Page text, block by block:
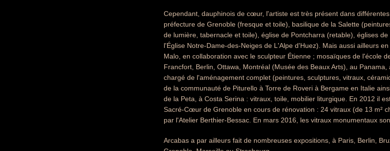
Cependant, dauphinois de cœur, l'artiste est très présent dans
préfecture de Grenoble (fresque et toile), basilique de la Salette
de lumière, tabernacle et toile), église de Pontcharra (retable), églises
l'Église Notre-Dame-des-Neiges de L'Alpe d'Huez). Mais aussi ailleurs
Malo, en collaboration avec le sculpteur Étienne ; mosaïques de l'école
Francfort, Berlin, Ottawa, Montréal (Musée des Beaux Arts), au
chargé de l'aménagement complet (peintures, sculptures, vitraux,
de la communauté de Piturello à Torre de Roveri à Bergame en Italie
de la Peta, à Costa Serina : vitraux, toile, mobilier liturgique. En 2012 il
Sacré-Cœur de Grenoble en cours de rénovation : 24 vitraux (de 13 m²
par l'Atelier Berthier-Bessac. En mars 2016, les vitraux monumentaux
Arcabas a par ailleurs fait de nombreuses expositions, à Paris, Berlin,